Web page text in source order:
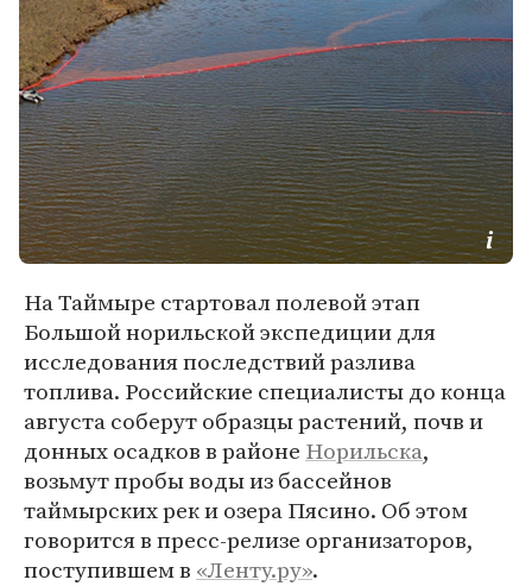
На Таймыре стартовал полевой этап
Большой норильской экспедиции для
исследования последствий разлива
топлива. Российские специалисты до конца
августа соберут образцы растений, почв и
донных осадков в районе Норильска,
возьмут пробы воды из бассейнов
таймырских рек и озера Пясино. Об этом
говорится в пресс-релизе организаторов,
поступившем в «Ленту.ру».